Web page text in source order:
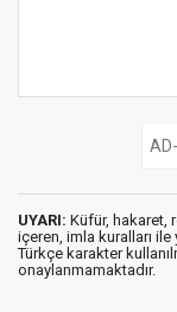
UYARI: Küfür, hakaret,
içeren, imla kuralları ile
Türkçe karakter
onaylanmamaktadır.